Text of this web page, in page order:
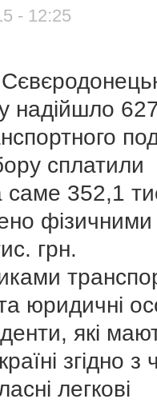
- 12:25
надійшло
сплатили
саме 352,1
фізичними
грн.
юридичні
які
згідно з
легкові